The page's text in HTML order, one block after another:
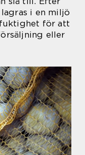
i en miljö
för att
eller